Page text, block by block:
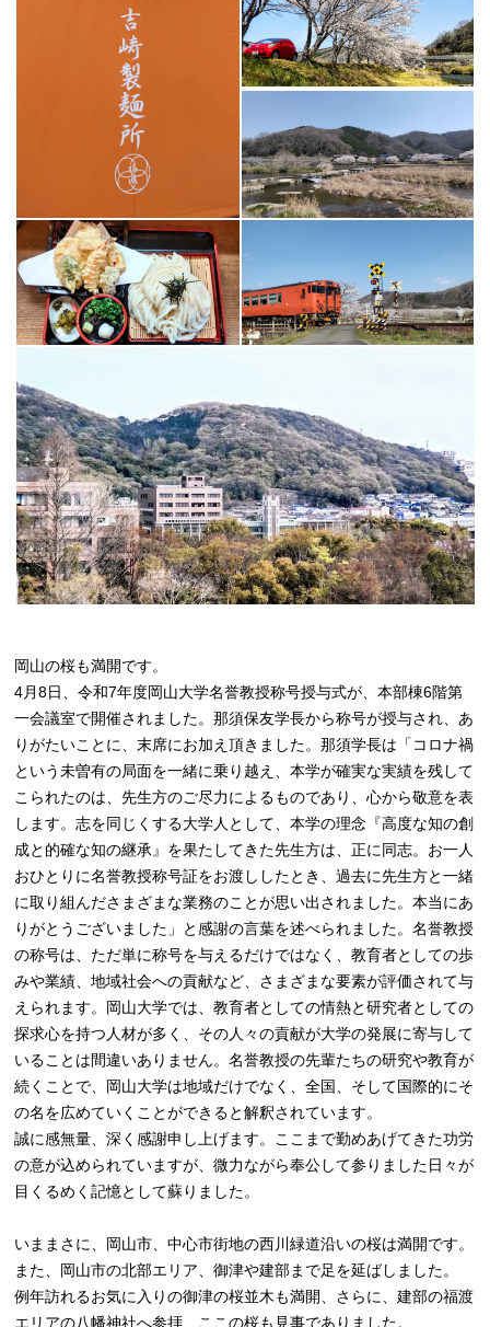
岡山の桜も満開です。
4月8日、令和7年度岡山大学名誉教授称号授与式が、本部棟6階第
一会議室で開催されました。那須保友学長から称号が授与され、あ
りがたいことに、末席にお加え頂きました。那須学長は「コロナ禍
という未曽有の局面を一緒に乗り越え、本学が確実な実績を残して
こられたのは、先生方のご尽力によるものであり、心から敬意を表
します。志を同じくする大学人として、本学の理念『高度な知の創
成と的確な知の継承』を果たしてきた先生方は、正に同志。お一人
おひとりに名誉教授称号証をお渡ししたとき、過去に先生方と一緒
に取り組んださまざまな業務のことが思い出されました。本当にあ
りがとうございました」と感謝の言葉を述べられました。名誉教授
の称号は、ただ単に称号を与えるだけではなく、教育者としての歩
みや業績、地域社会への貢献など、さまざまな要素が評価されて与
えられます。岡山大学では、教育者としての情熱と研究者としての
探求心を持つ人材が多く、その人々の貢献が大学の発展に寄与して
いることは間違いありません。名誉教授の先輩たちの研究や教育が
続くことで、岡山大学は地域だけでなく、全国、そして国際的にそ
の名を広めていくことができると解釈されています。
誠に感無量、深く感謝申し上げます。ここまで勤めあげてきた功労
の意が込められていますが、微力ながら奉公して参りました日々が
目くるめく記憶として蘇りました。
いままさに、岡山市、中心市街地の西川緑道沿いの桜は満開です。
また、岡山市の北部エリア、御津や建部まで足を延ばしました。
例年訪れるお気に入りの御津の桜並木も満開、さらに、建部の福渡
エリアの八幡神社へ参拝、ここの桜も見事でありました。